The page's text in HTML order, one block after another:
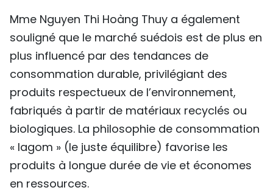
Mme Nguyen Thi Hoàng Thuy a également
souligné que le marché suédois est de plus en
plus influencé par des tendances de
consommation durable, privilégiant des
produits respectueux de l’environnement,
fabriqués à partir de matériaux recyclés ou
biologiques. La philosophie de consommation
« lagom » (le juste équilibre) favorise les
produits à longue durée de vie et économes
en ressources.